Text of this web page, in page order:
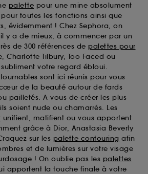
palette pour une mine absolument
toutes les fonctions ainsi que
évidemment ! Chez Sephora, on
y a de mieux, à commencer par un
de 300 références de palettes pour
Charlotte Tilbury, Too Faced ou
votre regard ébloui.
sont ici réunis pour vous
de la beauté autour de fards
pailletés. A vous de créer les plus
soient nude ou chamarrés. Les
unifient, matifient ou vous apportent
grâce à Dior, Anastasia Beverly
sur les palette contouring afin
et de lumières sur votre visage
! On oublie pas les palettes
apportent la touche finale à votre